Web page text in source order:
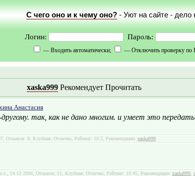
С чего оно и к чему оно?- Уют на сайте - дело
Логин: Пароль:
— Входить автоматически; — Отключить проверку по
xaska999Рекомендует Прочитать
Анастасия
так, как не дано многим. и умеет это
Отзывов: 8, Клубная: Отлично, Рейтинг: 10.2, Рекомендации: xaska999
14 12 2006, Отзывов: 21, Клубная: Отлично, Рейтинг: 10.45, Рекомендации: xaska999